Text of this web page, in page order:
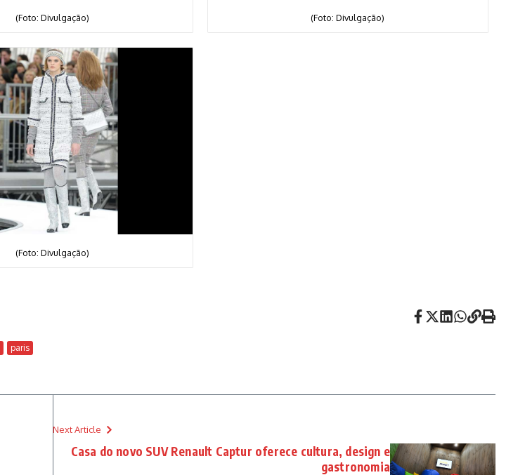
(Foto: Divulgação) (Foto: Divulgação)
(Foto: Divulgação)
paris
Next Article
Casa do novo SUV Renault Captur oferece cultura, design e
gastronomia